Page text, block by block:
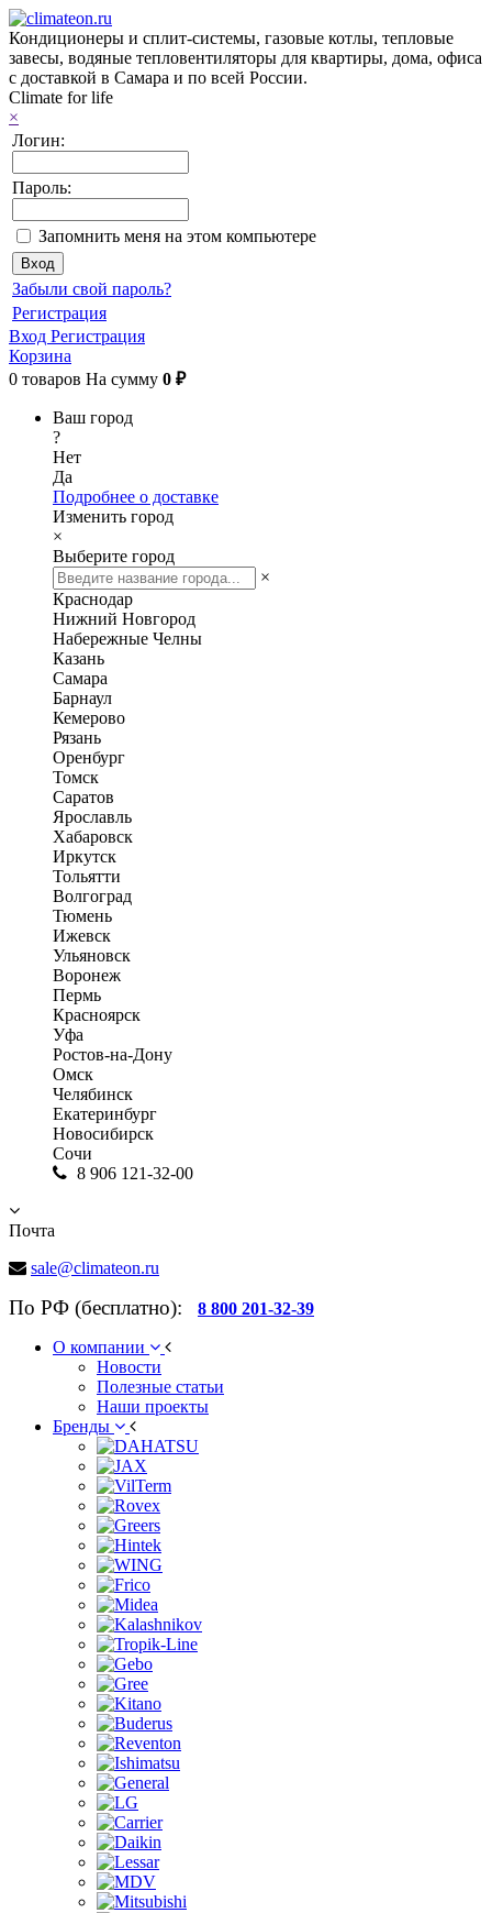
Кондиционеры и сплит-системы, газовые котлы, тепловые
завесы, водяные тепловентиляторы для квартиры, дома, офиса
с доставкой в Самара и по всей России.
Climate for life
×
Логин:
Пароль:
Запомнить меня на этом компьютере
Забыли свой пароль?
Регистрация
Вход Регистрация
Корзина
0 товаров На сумму 0 ₽
Ваш город
?
Нет
Да
Подробнее о доставке
Изменить город
×
Выберите город
×
Краснодар
Нижний Новгород
Набережные Челны
Казань
Самара
Барнаул
Кемерово
Рязань
Оренбург
Томск
Саратов
Ярославль
Хабаровск
Иркутск
Тольятти
Волгоград
Тюмень
Ижевск
Ульяновск
Воронеж
Пермь
Красноярск
Уфа
Ростов-на-Дону
Омск
Челябинск
Екатеринбург
Новосибирск
Сочи
8 906 121-32-00
Почта
sale@climateon.ru
По РФ (бесплатно): 8 800 201-32-39
О компании
Новости
Полезные статьи
Наши проекты
Бренды